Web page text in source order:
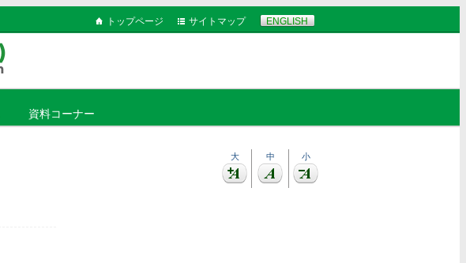
トップページ サイトマップ ENGLISH
資料コーナー
大 中 小